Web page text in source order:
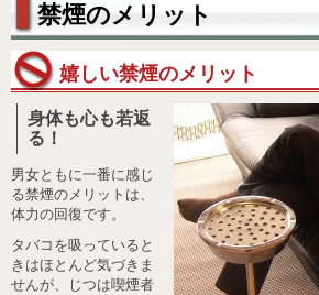
禁煙のメリット
嬉しい禁煙のメリット
身体も心も若返
る！
男女ともに一番に感じ
る禁煙のメリットは、
体力の回復です。
タバコを吸っていると
きはほとんど気づきま
せんが、じつは喫煙者